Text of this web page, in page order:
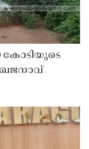
കോടിയുടെ
ഖജനാവ്